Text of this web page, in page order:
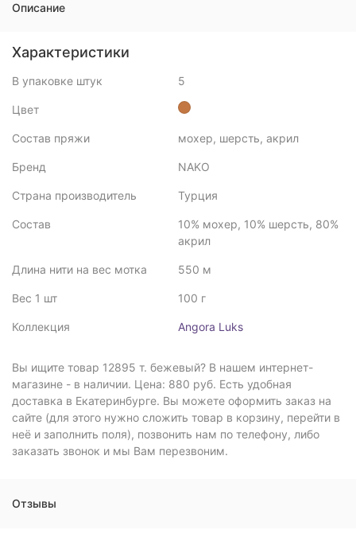
Описание
Характеристики
В упаковке штук 5
Цвет
Состав пряжи мохер, шерсть, акрил
Бренд NAKO
Страна производитель Турция
Состав
10% мохер, 10% шерсть, 80%
акрил
Длина нити на вес мотка 550 м
Вес 1 шт 100 г
Коллекция Angora Luks
Вы ищите товар 12895 т. бежевый? В нашем интернет-
магазине - в наличии. Цена: 880 руб. Есть удобная
доставка в Екатеринбурге. Вы можете оформить заказ на
сайте (для этого нужно сложить товар в корзину, перейти в
неё и заполнить поля), позвонить нам по телефону, либо
заказать звонок и мы Вам перезвоним.
Отзывы